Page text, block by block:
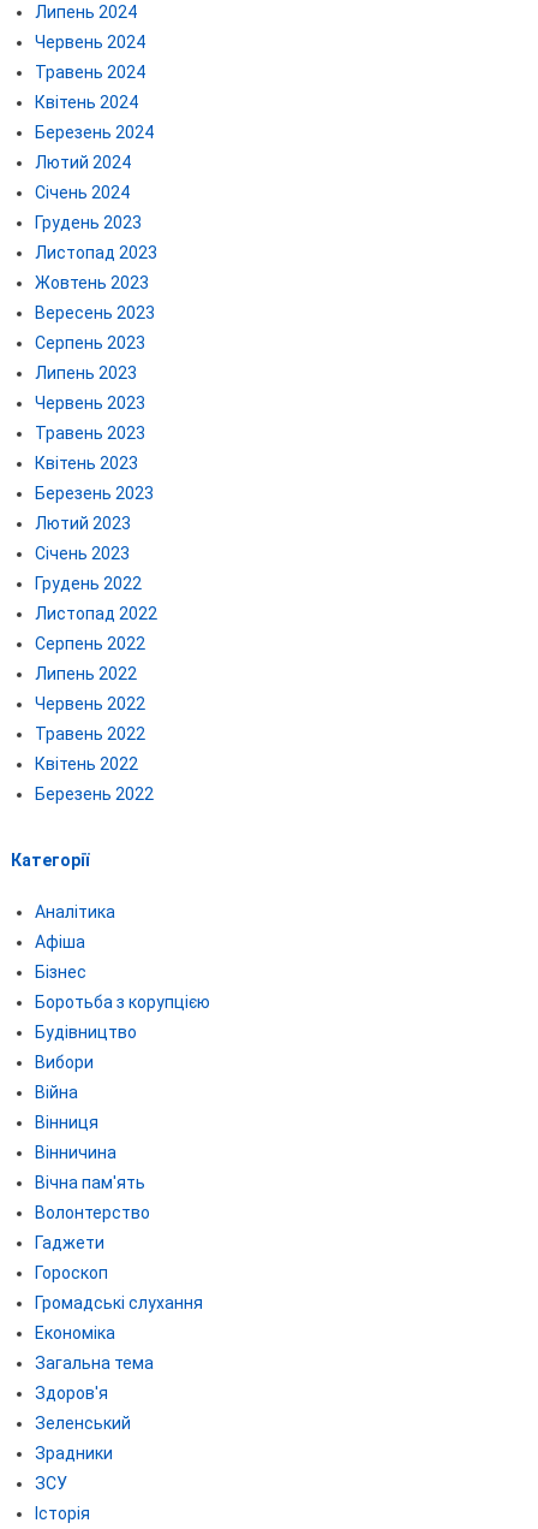
Липень 2024
Червень 2024
Травень 2024
Квітень 2024
Березень 2024
Лютий 2024
Січень 2024
Грудень 2023
Листопад 2023
Жовтень 2023
Вересень 2023
Серпень 2023
Липень 2023
Червень 2023
Травень 2023
Квітень 2023
Березень 2023
Лютий 2023
Січень 2023
Грудень 2022
Листопад 2022
Серпень 2022
Липень 2022
Червень 2022
Травень 2022
Квітень 2022
Березень 2022
Категорії
Аналітика
Афіша
Бізнес
Боротьба з корупцією
Будівництво
Вибори
Війна
Вінниця
Вінничина
Вічна пам'ять
Волонтерство
Гаджети
Гороскоп
Громадські слухання
Економіка
Загальна тема
Здоров'я
Зеленський
Зрадники
ЗСУ
Історія